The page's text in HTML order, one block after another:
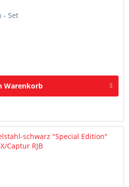
- Set
Warenkorb